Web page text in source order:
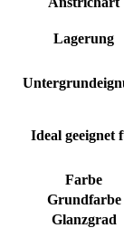
Lagerung
Ideal geeignet
Farbe
Grundfarbe
Glanzgrad